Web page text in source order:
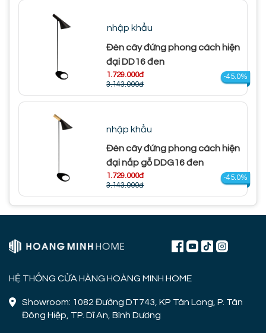
nhập khẩu
Đèn cây đứng phong cách hiện
đại DD16 đen
1.729.000đ
3.143.000đ
-45.0%
nhập khẩu
Đèn cây đứng phong cách hiện
đại nắp gỗ DDG16 đen
1.729.000đ
3.143.000đ
-45.0%
HỆ THỐNG CỬA HÀNG HOÀNG MINH HOME
Showroom: 1082 Đường DT743, KP Tân Long, P. Tân
Đông Hiệp, TP. Dĩ An, Bình Dương